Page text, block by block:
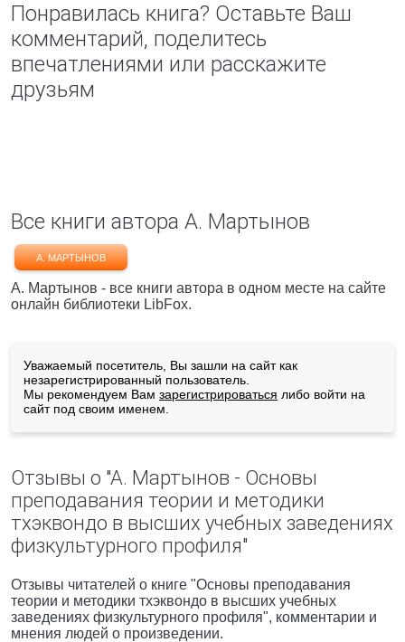
Понравилась книга? Оставьте Ваш
комментарий, поделитесь
впечатлениями или расскажите
друзьям
Все книги автора А. Мартынов
А. МАРТЫНОВ
А. Мартынов - все книги автора в одном месте на сайте
онлайн библиотеки LibFox.
Уважаемый посетитель, Вы зашли на сайт как
незарегистрированный пользователь.
Мы рекомендуем Вам зарегистрироваться либо войти на
сайт под своим именем.
Отзывы о "А. Мартынов - Основы
преподавания теории и методики
тхэквондо в высших учебных заведениях
физкультурного профиля"
Отзывы читателей о книге "Основы преподавания
теории и методики тхэквондо в высших учебных
заведениях физкультурного профиля", комментарии и
мнения людей о произведении.